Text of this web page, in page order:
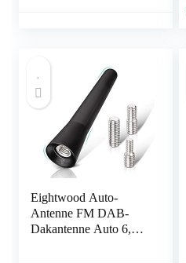
Eightwood Auto-
Antenne FM DAB-
Dakantenne Auto 6,5